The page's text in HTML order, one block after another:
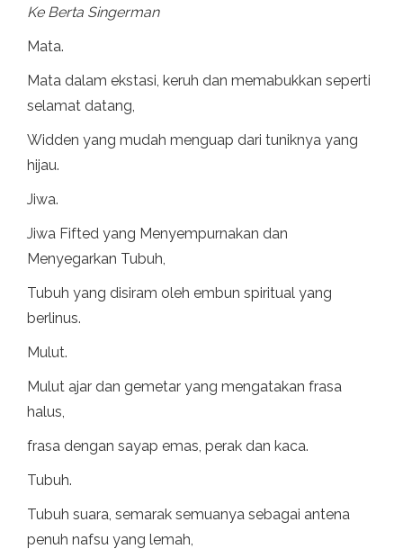
Ke Berta Singerman
Mata.
Mata dalam ekstasi, keruh dan memabukkan seperti
selamat datang,
Widden yang mudah menguap dari tuniknya yang
hijau.
Jiwa.
Jiwa Fifted yang Menyempurnakan dan
Menyegarkan Tubuh,
Tubuh yang disiram oleh embun spiritual yang
berlinus.
Mulut.
Mulut ajar dan gemetar yang mengatakan frasa
halus,
frasa dengan sayap emas, perak dan kaca.
Tubuh.
Tubuh suara, semarak semuanya sebagai antena
penuh nafsu yang lemah,